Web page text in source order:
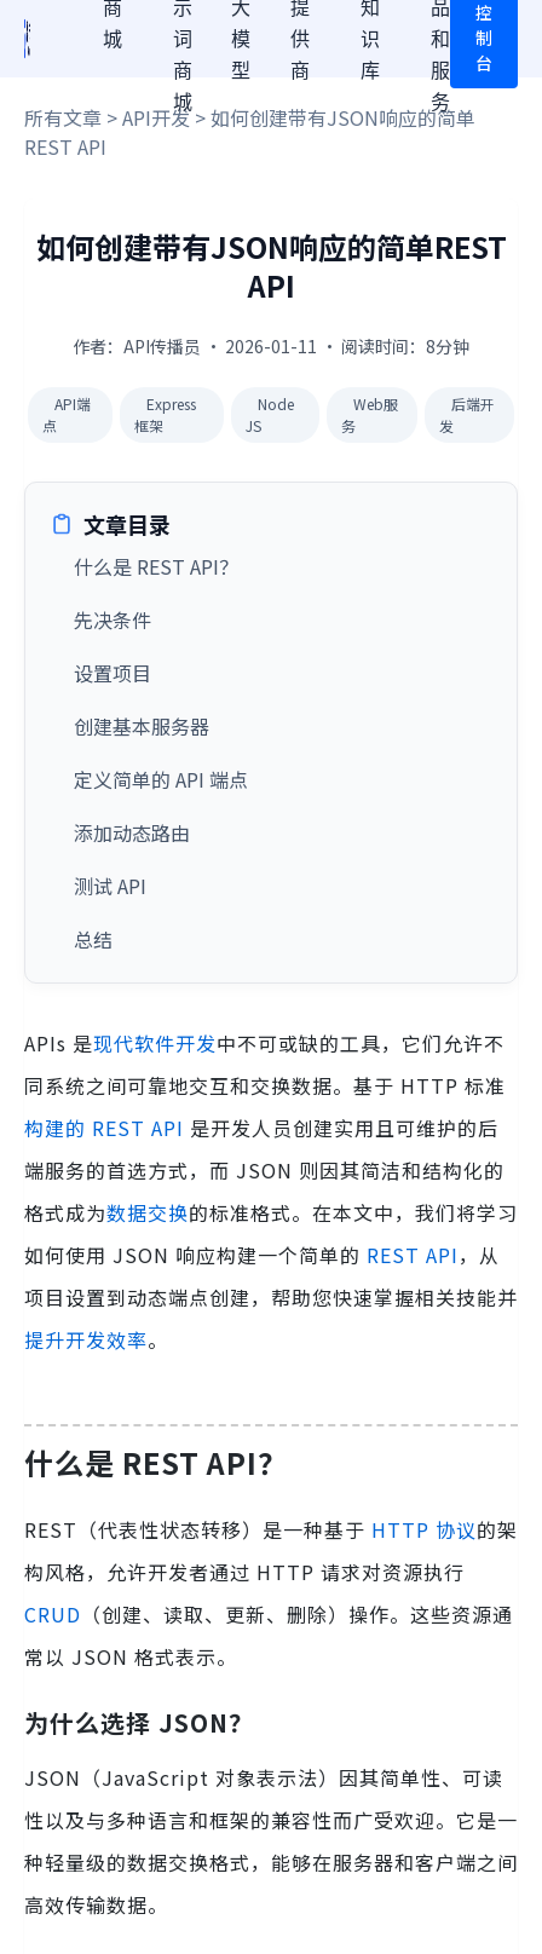
商
城
示
词
商
城
大
模
型
提
供
商
知
识
库
品
和
服
务
控
制
台
所有文章 >API开发> 如何创建带有JSON响应的简单
REST API
如何创建带有JSON响应的简单REST
API
作者：API传播员 · 2026-01-11 · 阅读时间：8分钟
API端
点
Express
框架
Node
JS
Web服
务
后端开
发
文章目录
什么是 REST API？
先决条件
设置项目
创建基本服务器
定义简单的 API 端点
添加动态路由
测试 API
总结
APIs 是现代软件开发中不可或缺的工具，它们允许不
同系统之间可靠地交互和交换数据。基于 HTTP 标准
构建的 REST API 是开发人员创建实用且可维护的后
端服务的首选方式，而 JSON 则因其简洁和结构化的
格式成为数据交换的标准格式。在本文中，我们将学习
如何使用 JSON 响应构建一个简单的 REST API，从
项目设置到动态端点创建，帮助您快速掌握相关技能并
提升开发效率。
什么是 REST API？
REST（代表性状态转移）是一种基于 HTTP 协议的架
构风格，允许开发者通过 HTTP 请求对资源执行
CRUD （创建、读取、更新、删除）操作。这些资源通
常以 JSON 格式表示。
为什么选择 JSON？
JSON（JavaScript 对象表示法）因其简单性、可读
性以及与多种语言和框架的兼容性而广受欢迎。它是一
种轻量级的数据交换格式，能够在服务器和客户端之间
高效传输数据。